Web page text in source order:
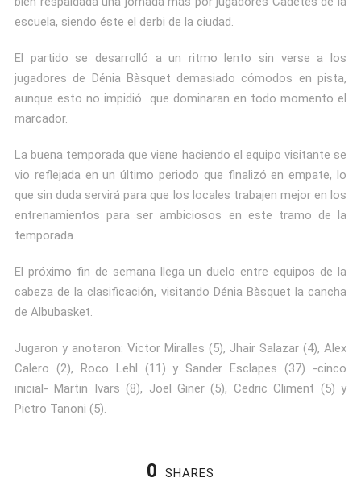
escuela, siendo éste el derbi de la ciudad.
El partido se desarrolló a un ritmo lento sin verse a los
jugadores de Dénia Bàsquet demasiado cómodos en pista,
aunque esto no impidió que dominaran en todo momento el
marcador.
La buena temporada que viene haciendo el equipo visitante se
vio reflejada en un último periodo que finalizó en empate, lo
que sin duda servirá para que los locales trabajen mejor en los
entrenamientos para ser ambiciosos en este tramo de la
temporada.
El próximo fin de semana llega un duelo entre equipos de la
cabeza de la clasificación, visitando Dénia Bàsquet la cancha
de Albubasket.
Jugaron y anotaron: Victor Miralles (5), Jhair Salazar (4), Alex
Calero (2), Roco Lehl (11) y Sander Esclapes (37) -cinco
inicial- Martin Ivars (8), Joel Giner (5), Cedric Climent (5) y
Pietro Tanoni (5).
0 SHARES